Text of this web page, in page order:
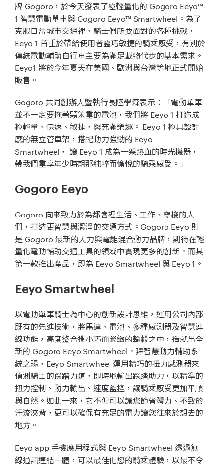
牌 Gogoro ，於今天發表了極輕量化的 Gogoro Eeyo™
1 智慧電動單車與 Gogoro Eeyo™ Smartwheel 。為了
克服日常城市交通裡， 騎士們所要面對的各種挑戰，
Eeyo 1 首重於帶給使用者靈巧敏捷的騎乘感受， 有別於
傳統電動輔助自行車主要為滿足載物代步的基本需求。
Eeyo1 將於今年夏天在美國、歐洲與台灣等地正式開始
販售。
Gogoro 共同創辦人暨執行長陸學森表示：「電動單車
並不一定要拖著顆笨重的電池，我們將 Eeyo 1 打造成
極輕量、快速、敏捷，與充滿樂趣。 Eeyo 1 極具設計
感的無立管車架，搭配動力強勁的 Eeyo
Smartwheel ， 讓 Eeyo 1 成為一架熱血的時光機器，
帶我們重享年少時期那純粹而愉悅的騎乘感受。」
Gogoro Eeyo
Gogoro 向來致力於為都會裡生活、工作、穿梭的人
們， 打造更智慧與潔淨的交通方式。 Gogoro Eeyo 則
是 Gogoro 最新的人力與電能混合動力品牌， 期待在輕
量化電動輔助交通工具的領域中實現更多的創新。 而其
第一款推出產品，即為 Eeyo Smartwheel 與 Eeyo 1 。
Eeyo Smartwheel
以電動單車騎士為中心的創新設計思維， 運用公司內部
既有的先進技術，將馬達、電池、 多種感測器及智慧連
線功能，高度整合進小巧而緊緻的輪轂之中， 造就出全
新的 Gogoro Eeyo Smartwheel 。拜智慧動力輔助系
統之賜， Eeyo Smartwheel 運用精巧的扭力感測器來
偵測騎士的踩踏力道，即時地輸出踩踏助力，以精準的
扭力控制、動力輸出、 速度監控，讓騎乘感受更加平順
與自然。如此一來， 它不但可以讓您節省體力、不致於
汗流浹背， 更可以確保有充足的電力讓您往來於想去的
地方。
Eeyo app 手機應用程式與 Eeyo Smartwheel 透過無
線通訊連結一體， 可以最佳化您的騎乘體驗，以最不令